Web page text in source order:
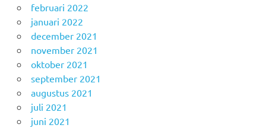
februari 2022
januari 2022
december 2021
november 2021
oktober 2021
september 2021
augustus 2021
juli 2021
juni 2021